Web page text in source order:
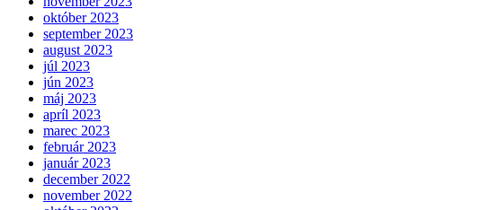
október 2023
september 2023
august 2023
júl 2023
jún 2023
máj 2023
apríl 2023
marec 2023
február 2023
január 2023
december 2022
november 2022